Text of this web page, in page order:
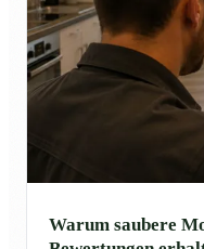
Warum saubere